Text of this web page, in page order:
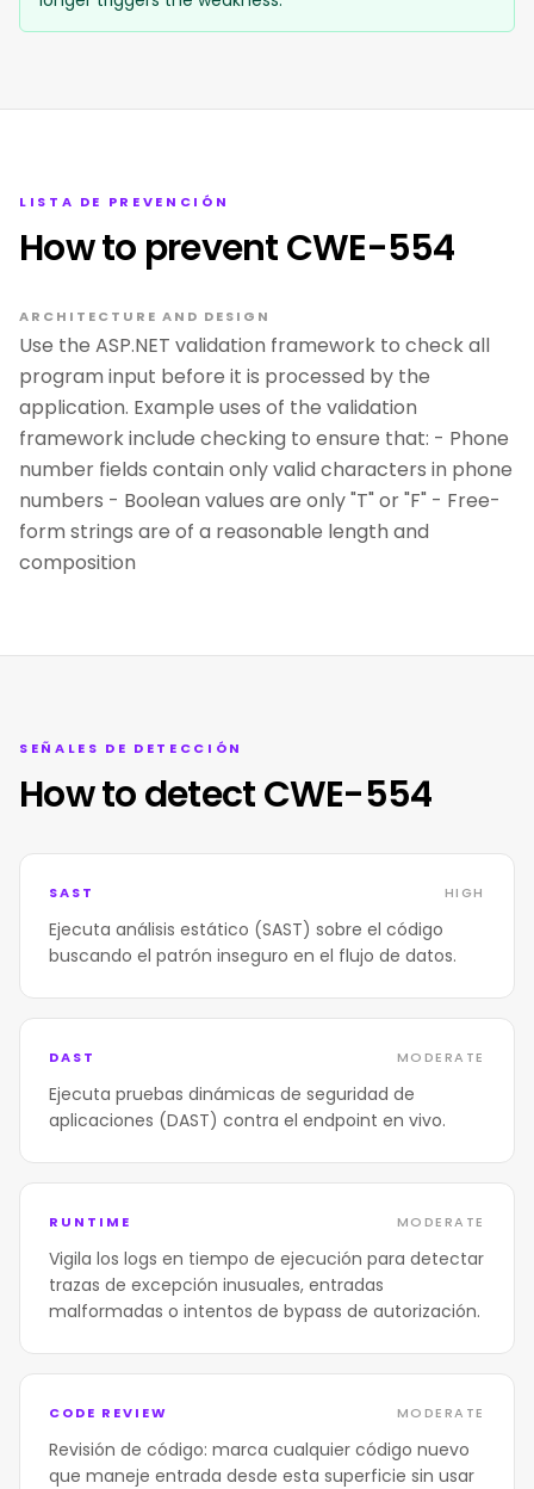
LISTA DE PREVENCIÓN
How to prevent CWE-554
ARCHITECTURE AND DESIGN
Use the ASP.NET validation framework to check all
program input before it is processed by the
application. Example uses of the validation
framework include checking to ensure that: - Phone
number fields contain only valid characters in phone
numbers - Boolean values are only "T" or "F" - Free-
form strings are of a reasonable length and
composition
SEÑALES DE DETECCIÓN
How to detect CWE-554
SAST HIGH
Ejecuta análisis estático (SAST) sobre el código
buscando el patrón inseguro en el flujo de datos.
DAST MODERATE
Ejecuta pruebas dinámicas de seguridad de
aplicaciones (DAST) contra el endpoint en vivo.
RUNTIME MODERATE
Vigila los logs en tiempo de ejecución para detectar
trazas de excepción inusuales, entradas
malformadas o intentos de bypass de autorización.
CODE REVIEW MODERATE
Revisión de código: marca cualquier código nuevo
que maneje entrada desde esta superficie sin usar